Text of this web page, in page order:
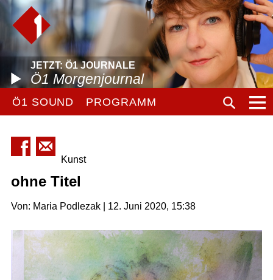
JETZT: Ö1 JOURNALE
Ö1 Morgenjournal
Ö1 SOUND PROGRAMM
Kunst
ohne Titel
Von: Maria Podlezak | 12. Juni 2020, 15:38